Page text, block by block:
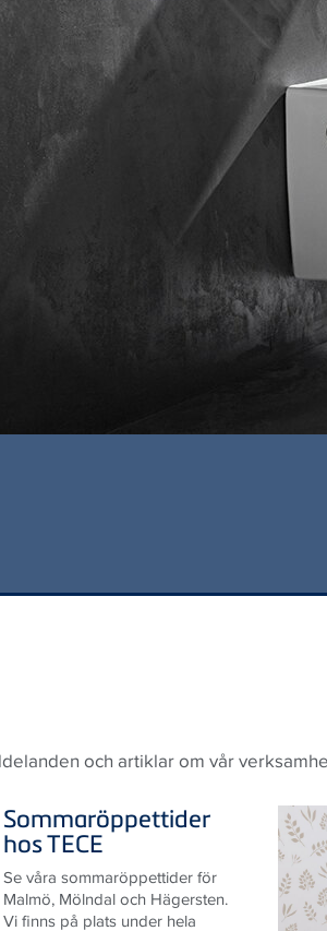
och artiklar om vår verksamhet.
Sommaröppettider
Se våra sommaröppettider för
Malmö, Mölndal och Hägersten.
Vi finns på plats under hela
sommaren och vår e-handel är
alltid öppen.